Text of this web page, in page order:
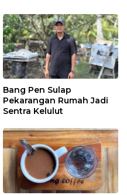
Bang Pen Sulap
Pekarangan Rumah Jadi
Sentra Kelulut